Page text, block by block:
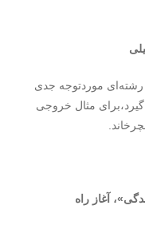
رشته‌ای موردتوجه جدی
مثال خروجی
آغاز راه